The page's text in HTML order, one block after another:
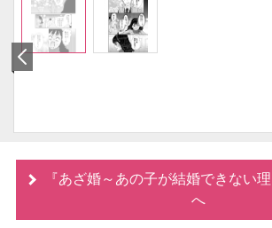
『あざ婚～あの子が結婚できない
へ